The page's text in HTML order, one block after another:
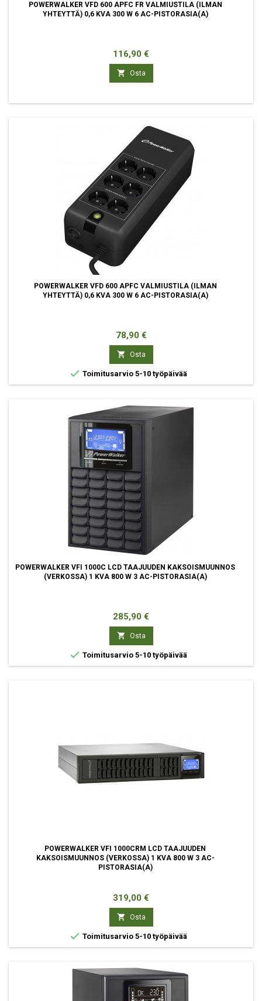
POWERWALKER VFD 600 APFC FR VALMIUSTILA (ILMAN
YHTEYTTÄ) 0,6 KVA 300 W 6 AC-PISTORASIA(A)
Hinta
116,90 €
 Osta
POWERWALKER VFD 600 APFC VALMIUSTILA (ILMAN
YHTEYTTÄ) 0,6 KVA 300 W 6 AC-PISTORASIA(A)
Hinta
78,90 €
 Osta
 Toimitusarvio 5-10 työpäivää
POWERWALKER VFI 1000C LCD TAAJUUDEN KAKSOISMUUNNOS
(VERKOSSA) 1 KVA 800 W 3 AC-PISTORASIA(A)
Hinta
285,90 €
 Osta
 Toimitusarvio 5-10 työpäivää
POWERWALKER VFI 1000CRM LCD TAAJUUDEN
KAKSOISMUUNNOS (VERKOSSA) 1 KVA 800 W 3 AC-
PISTORASIA(A)
Hinta
319,00 €
 Osta
 Toimitusarvio 5-10 työpäivää